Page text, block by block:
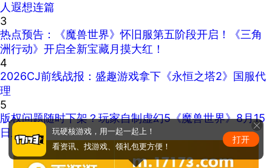
人遐想连篇
3
热点预告：《魔兽世界》怀旧服第五阶段开启！《三角
洲行动》开启全新宝藏月摸大红！
4
2026CJ前线战报：盛趣游戏拿下《永恒之塔2》国服代
理
5
版权问题随时下架？玩家自制虚幻5《魔兽世界》8月15
日上线
玩硬核游戏，用一起一起上！
看资讯、找游戏、领礼包更方便！
打开